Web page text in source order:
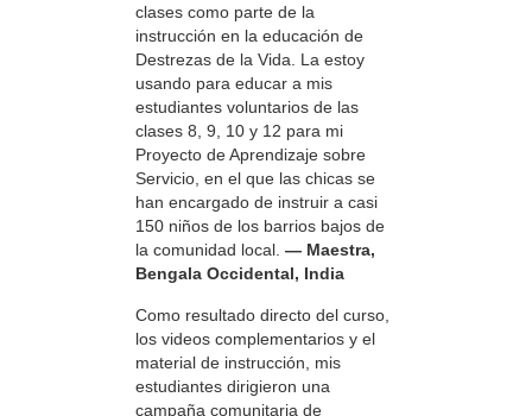
clases como parte de la
instrucción en la educación de
Destrezas de la Vida. La estoy
usando para educar a mis
estudiantes voluntarios de las
clases 8, 9, 10 y 12 para mi
Proyecto de Aprendizaje sobre
Servicio, en el que las chicas se
han encargado de instruir a casi
150 niños de los barrios bajos de
la comunidad local. — Maestra,
Bengala Occidental, India
Como resultado directo del curso,
los videos complementarios y el
material de instrucción, mis
estudiantes dirigieron una
campaña comunitaria de